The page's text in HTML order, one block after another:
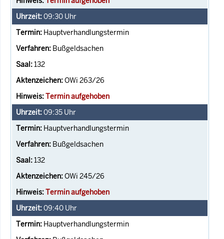
09:30 Uhr
Hauptverhandlungstermin
Bußgeldsachen
132
OWi 263/26
Termin aufgehoben
09:35 Uhr
Hauptverhandlungstermin
Bußgeldsachen
132
OWi 245/26
Termin aufgehoben
09:40 Uhr
Hauptverhandlungstermin